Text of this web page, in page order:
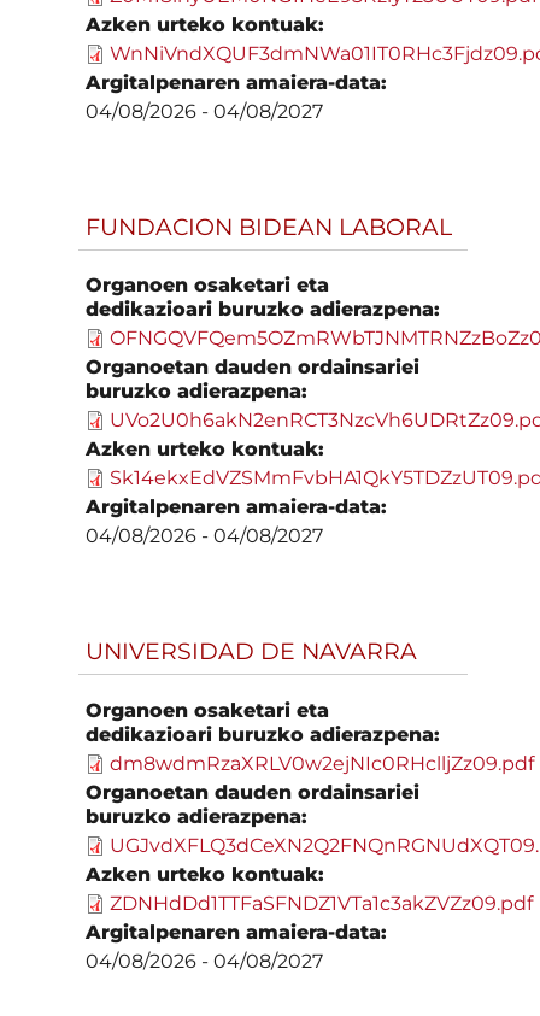
Azken urteko kontuak:
Argitalpenaren amaiera-data:
04/08/2026 -04/08/2027
FUNDACION BIDEAN LABORAL
Organoen osaketari eta
dedikazioari buruzko adierazpena:
Organoetan dauden ordainsariei
buruzko adierazpena:
Azken urteko kontuak:
Argitalpenaren amaiera-data:
04/08/2026 -04/08/2027
UNIVERSIDAD DE NAVARRA
Organoen osaketari eta
dedikazioari buruzko adierazpena:
dm8wdmRzaXRLV0w2ejNIc0RHclljZz09.pdf
Organoetan dauden ordainsariei
buruzko adierazpena:
Azken urteko kontuak:
ZDNHdDd1TTFaSFNDZ1VTa1c3akZVZz09.pdf
Argitalpenaren amaiera-data:
04/08/2026 -04/08/2027